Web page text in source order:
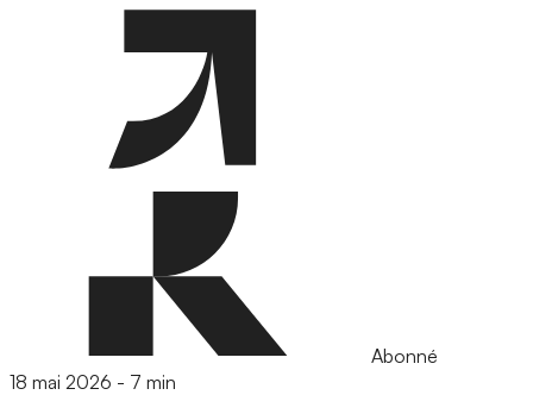
Abonné
18 mai 2026 - 7 min